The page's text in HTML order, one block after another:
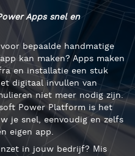
Apps snel en
bepaalde handmatige
kan maken? Apps maken
en installatie een stuk
digitaal invullen van
niet meer nodig zijn.
Power Platform is het
je snel, eenvoudig en zelfs
eigen app.
in jouw bedrijf? Mis